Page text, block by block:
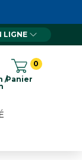
LIGNE
/Panier
0